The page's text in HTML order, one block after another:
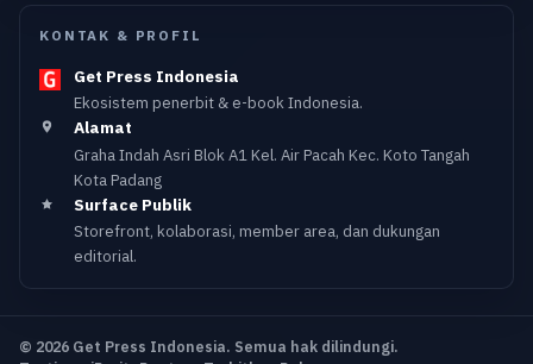
KONTAK & PROFIL
Get Press Indonesia
Ekosistem penerbit & e-book Indonesia.
Alamat
Graha Indah Asri Blok A1 Kel. Air Pacah Kec. Koto Tangah
Kota Padang
Surface Publik
Storefront, kolaborasi, member area, dan dukungan
editorial.
© 2026 Get Press Indonesia. Semua hak dilindungi.